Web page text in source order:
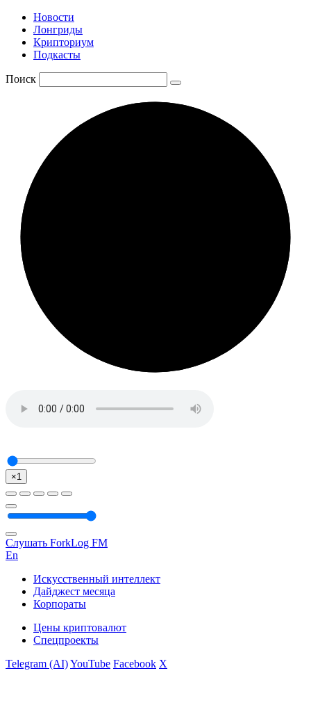
Новости
Лонгриды
Крипториум
Подкасты
Поиск
×1
Слушать ForkLog FM
En
Искусственный интеллект
Дайджест месяца
Корпораты
Цены криптовалют
Спецпроекты
Telegram (AI)YouTube Facebook X